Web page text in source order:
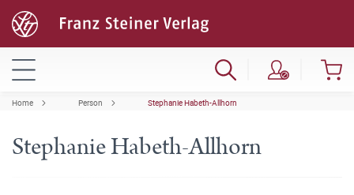
Home Person Stephanie Habeth-Allhorn
Stephanie Habeth-Allhorn